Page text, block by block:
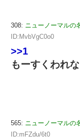
308: ニューノーマルの
ID:MvbVgC0o0
>>1
もーすくわれ
565: ニューノーマルの
ID:mFZdu/6t0